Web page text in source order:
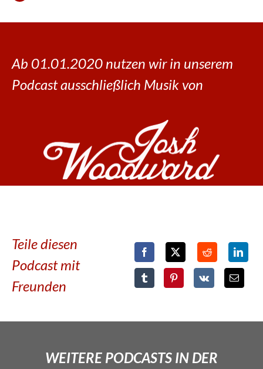
Ab 01.01.2020 nutzen wir in unserem
Podcast ausschließlich Musik von
Teile diesen
Podcast mit
Freunden
WEITERE PODCASTS IN DER